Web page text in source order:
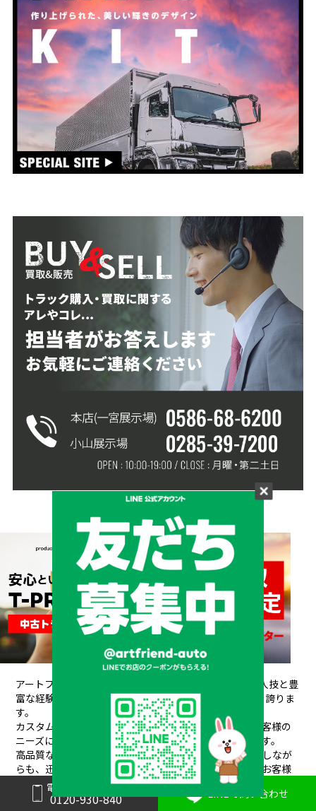
電話で問い合わせ
0120-930-840 LINEで問い合わせ
アートフレンドAUTOは、創業以来培ってきた熟練の職人技と豊
富な経験が信頼され、20年間で10,000台もの販売実績を誇りま
す。
カスタムデザインから架装、整備、車検、保険まで、お客様の
ニーズにワンストップで対応できるのが私たちの強みです。
高品質なパーツと素材を使用し、安全性や耐久性を重視しなが
らも、 迅速丁寧な対応と競争力のある価格設定で、常にお客様
にご満足いただけるサービスを提供しています。